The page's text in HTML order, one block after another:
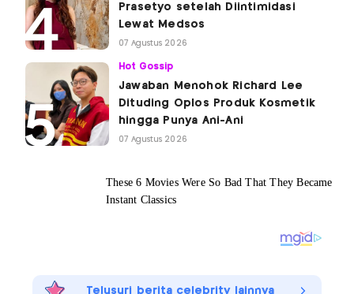
Prasetyo setelah Diintimidasi
Lewat Medsos
07 Agustus 2026
Hot Gossip
Jawaban Menohok Richard Lee
Dituding Oplos Produk Kosmetik
hingga Punya Ani-Ani
07 Agustus 2026
Telusuri berita celebrity lainnya